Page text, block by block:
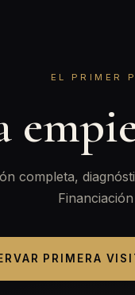
EL PRIMER
completa,
PRIMERA